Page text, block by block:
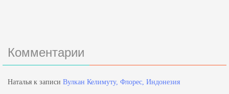
Комментарии
Наталья к записи Вулкан Келимуту, Флорес, Индонезия